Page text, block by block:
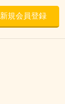
新規会員登録